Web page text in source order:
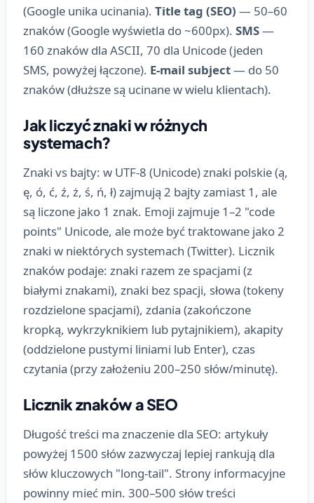
(Google unika ucinania). Title tag (SEO) — 50–60
znaków (Google wyświetla do ~600px). SMS—
160 znaków dla ASCII, 70 dla Unicode (jeden
SMS, powyżej łączone). E-mail subject— do 50
znaków (dłuższe są ucinane w wielu klientach).
Jak liczyć znaki w różnych
systemach?
Znaki vs bajty: w UTF-8 (Unicode) znaki polskie (ą,
ę, ó, ć, ź, ż, ś, ń, ł) zajmują 2 bajty zamiast 1, ale
są liczone jako 1 znak. Emoji zajmuje 1–2 "code
points" Unicode, ale może być traktowane jako 2
znaki w niektórych systemach (Twitter). Licznik
znaków podaje: znaki razem ze spacjami (z
białymi znakami), znaki bez spacji, słowa (tokeny
rozdzielone spacjami), zdania (zakończone
kropką, wykrzyknikiem lub pytajnikiem), akapity
(oddzielone pustymi liniami lub Enter), czas
czytania (przy założeniu 200–250 słów/minutę).
Licznik znaków a SEO
Długość treści ma znaczenie dla SEO: artykuły
powyżej 1500 słów zazwyczaj lepiej rankują dla
słów kluczowych "long-tail". Strony informacyjne
powinny mieć min. 300–500 słów treści